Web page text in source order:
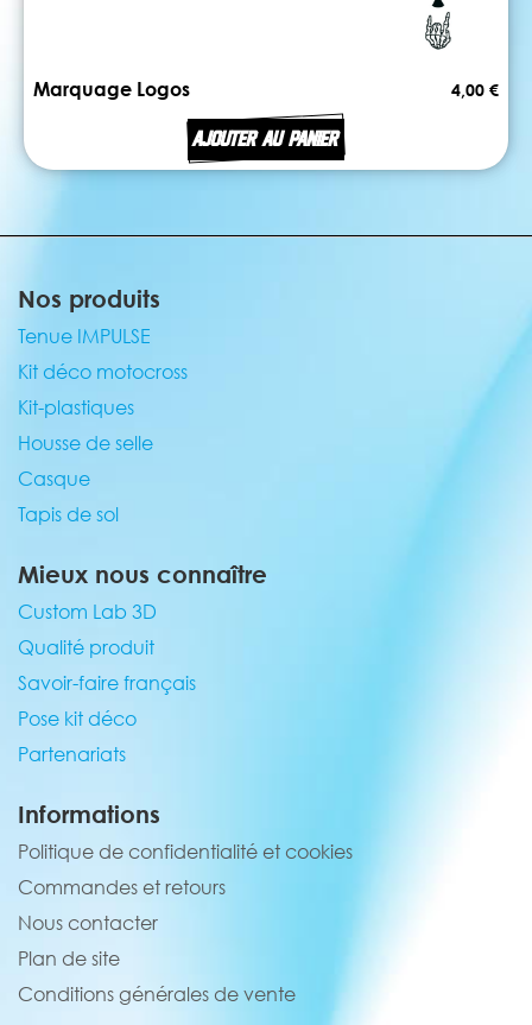
Marquage Logos 4,00 €
AJOUTER AU PANIER
Nos produits
Tenue IMPULSE
Kit déco motocross
Kit-plastiques
Housse de selle
Casque
Tapis de sol
Mieux nous connaître
Custom Lab 3D
Qualité produit
Savoir-faire français
Pose kit déco
Partenariats
Informations
Politique de confidentialité et cookies
Commandes et retours
Nous contacter
Plan de site
Conditions générales de vente